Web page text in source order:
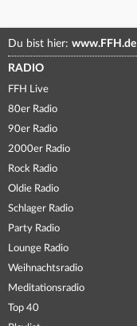
Du bist hier: www.FFH.de
RADIO
FFH Live
80er Radio
90er Radio
2000er Radio
Rock Radio
Oldie Radio
Schlager Radio
Party Radio
Lounge Radio
Weihnachtsradio
Meditationsradio
Top 40